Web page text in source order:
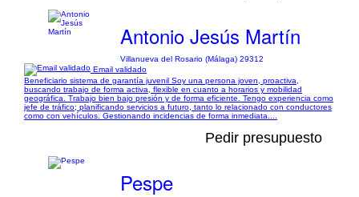
Antonio Jesús Martín
Villanueva del Rosario (Málaga) 29312
Email validado
Beneficiario sistema de garantía juvenil Soy una persona joven, proactiva,
buscando trabajo de forma activa, flexible en cuanto a horarios y mobilidad
geográfica. Trabajo bien bajo presión y de forma eficiente. Tengo experiencia como
jefe de tráfico; planificando servicios a futuro, tanto lo relacionado con conductores
como con vehículos. Gestionando incidencias de forma inmediata....
Pedir presupuesto
Pespe